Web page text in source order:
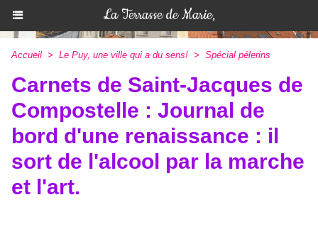
La Terrasse de Marie,
Accueil > Le Puy, une ville qui a du sens! > Spécial pélerins
Carnets de Saint-Jacques de
Compostelle : Journal de
bord d'une renaissance : il
sort de l'alcool par la marche
et l'art.